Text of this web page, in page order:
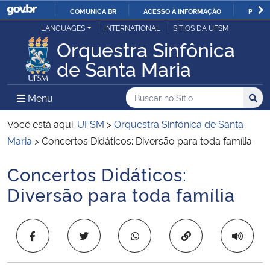
IR
PARA
CONTEÚDO
COMUNICA BR ACESSO À INFORMAÇÃO
Ministério da Justiça e Segurança Pública
Ministério da Defesa
Ministério das Relações Exteriores
Ministério da Infraestrutura
Ministério da Educação
LANGUAGES INTERNATIONAL SÍTIOS DA UFSM
Orquestra Sinfônica
de Santa Maria
Menu Menu Principal do Sítio
Busca
Buscar no no Sítio
Busca:
Você está aqui: UFSM >Orquestra Sinfônica de Santa
Maria >Concertos Didáticos: Diversão para toda família
Início do conteúdo
Concertos Didáticos:
Diversão para toda família
Copiar para área